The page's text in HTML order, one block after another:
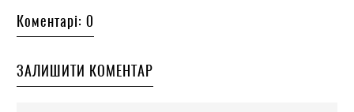
Коментарі: 0
ЗАЛИШИТИ КОМЕНТАР